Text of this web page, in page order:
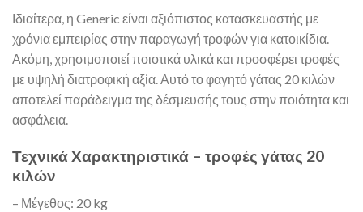
Ιδιαίτερα, η Generic είναι αξιόπιστος κατασκευαστής με
χρόνια εμπειρίας στην παραγωγή τροφών για κατοικίδια.
Ακόμη, χρησιμοποιεί ποιοτικά υλικά και προσφέρει τροφές
με υψηλή διατροφική αξία. Αυτό το φαγητό γάτας 20 κιλών
αποτελεί παράδειγμα της δέσμευσής τους στην ποιότητα και
ασφάλεια.
Τεχνικά Χαρακτηριστικά – τροφές γάτας 20
κιλών
– Μέγεθος: 20 kg